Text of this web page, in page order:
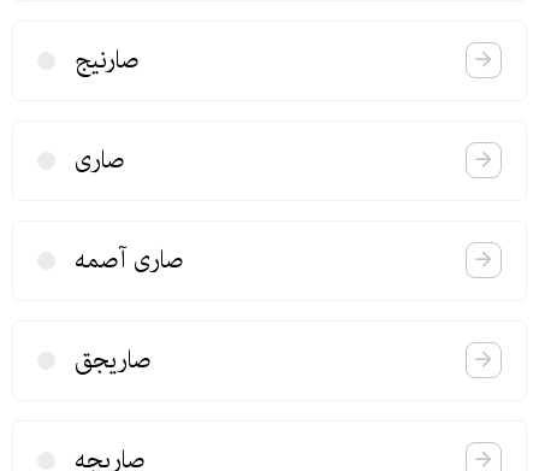
صارنیج
صاری
صاری آصمه
صاریجق
صاریجه